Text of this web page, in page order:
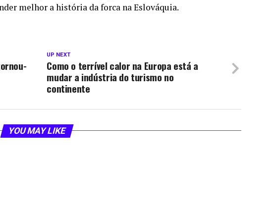
melhor a história da forca na Eslováquia.
UP NEXT
Como o terrível calor na Europa está a
mudar a indústria do turismo no
continente
YOU MAY LIKE